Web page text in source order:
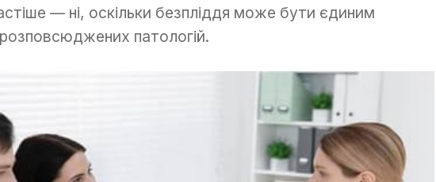
— ні, оскільки безпліддя може бути єдиним
патологій.